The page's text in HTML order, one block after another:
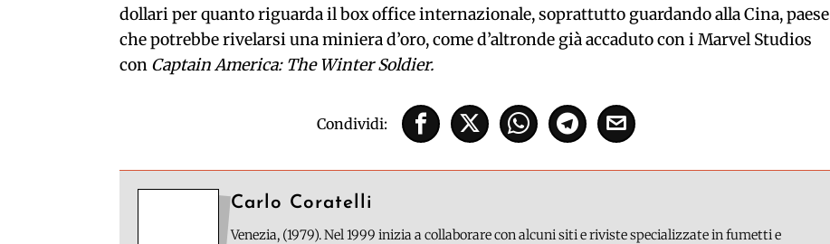
dollari per quanto riguarda il box office internazionale, soprattutto guardando alla Cina, paese
che potrebbe rivelarsi una miniera d’oro, come d’altronde già accaduto con i Marvel Studios
con Captain America: The Winter Soldier.
Condividi:
Carlo Coratelli
Venezia, (1979). Nel 1999 inizia a collaborare con alcuni siti e riviste specializzate in fumetti e